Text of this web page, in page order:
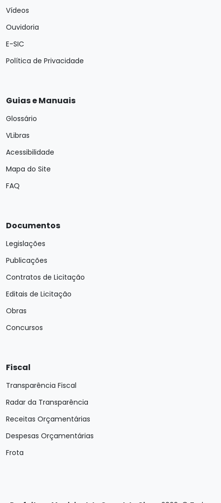
Vídeos
Ouvidoria
E-SIC
Política de Privacidade
Guias e Manuais
Glossário
VLibras
Acessibilidade
Mapa do Site
FAQ
Documentos
Legislações
Publicações
Contratos de Licitação
Editais de Licitação
Obras
Concursos
Fiscal
Transparência Fiscal
Radar da Transparência
Receitas Orçamentárias
Despesas Orçamentárias
Frota